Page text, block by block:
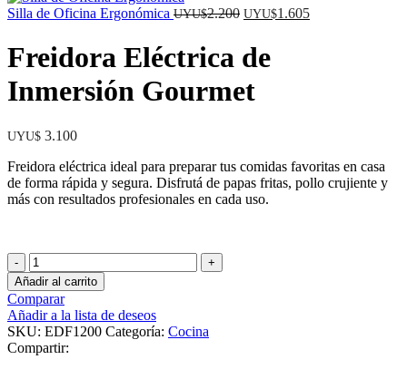
era:
Silla de Oficina Ergonómica UYU$2.200 El
original
era:
2.200.
UYU$1.605El
Freidora Eléctrica de
Inmersión Gourmet
UYU$ 3.100
Freidora eléctrica ideal para preparar tus comidas favoritas en casa
de forma rápida y segura. Disfrutá de papas fritas, pollo crujiente y
más con resultados profesionales en cada uso.
Freidora
Eléctrica
de
Inmersión
Gourmet
cantidad
Añadir al carrito
Comparar
Añadir a la lista de deseos
SKU: EDF1200 Categoría: Cocina
Compartir: